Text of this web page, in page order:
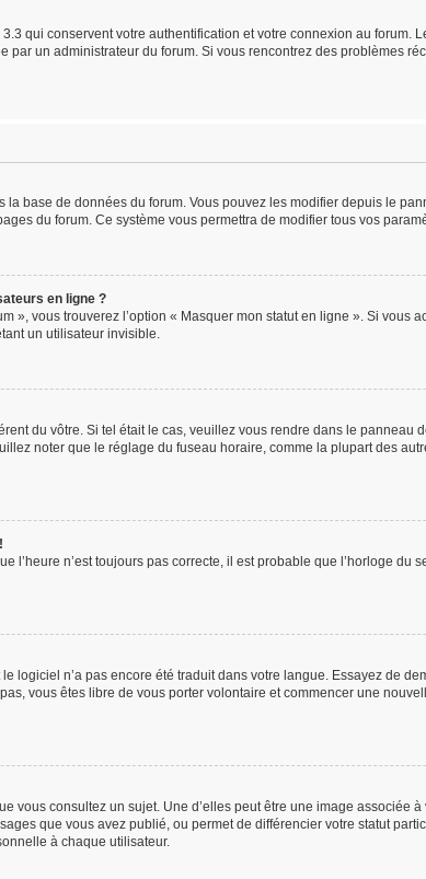
qui conservent votre authentification et votre connexion au forum.
par un administrateur du forum. Si vous rencontrez des problèmes
base de données du forum. Vous pouvez les modifier depuis le
du forum. Ce système vous permettra de modifier tous vos
en ligne ?
», vous trouverez l’option « Masquer mon statut en ligne ». Si
un utilisateur invisible.
du vôtre. Si tel était le cas, veuillez vous rendre dans le
noter que le réglage du fuseau horaire, comme la plupart des
l’heure n’est toujours pas correcte, il est probable que l’horloge
logiciel n’a pas encore été traduit dans votre langue. Essayez de
vous êtes libre de vous porter volontaire et commencer une
vous consultez un sujet. Une d’elles peut être une image associée
que vous avez publié, ou permet de différencier votre statut
à chaque utilisateur.